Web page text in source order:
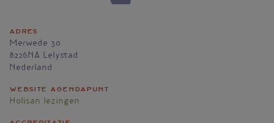
Adres
Merwede 30
8226NA Lelystad
Nederland
Website agendapunt
Holisan lezingen